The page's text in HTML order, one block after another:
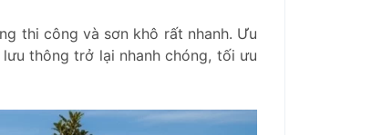
thi công và sơn khô rất nhanh. Ưu
thông trở lại nhanh chóng, tối ưu